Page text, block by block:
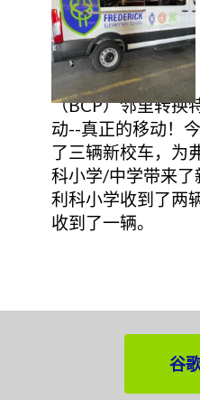
（BCP）邻里转换
动--真正的移动！
了三辆新校车，为
科小学/中学带来
利科小学收到了两
收到了一辆。
谷